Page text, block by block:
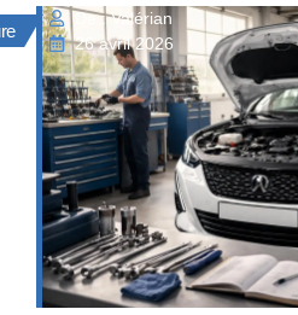
De : Valérian
26 avril 2026